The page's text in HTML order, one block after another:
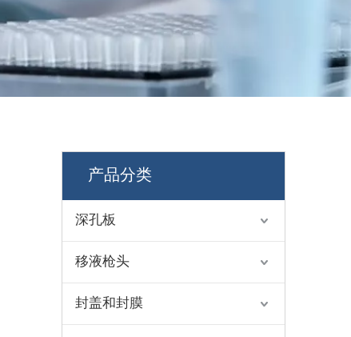
产品分类
深孔板
移液枪头
封盖和封膜